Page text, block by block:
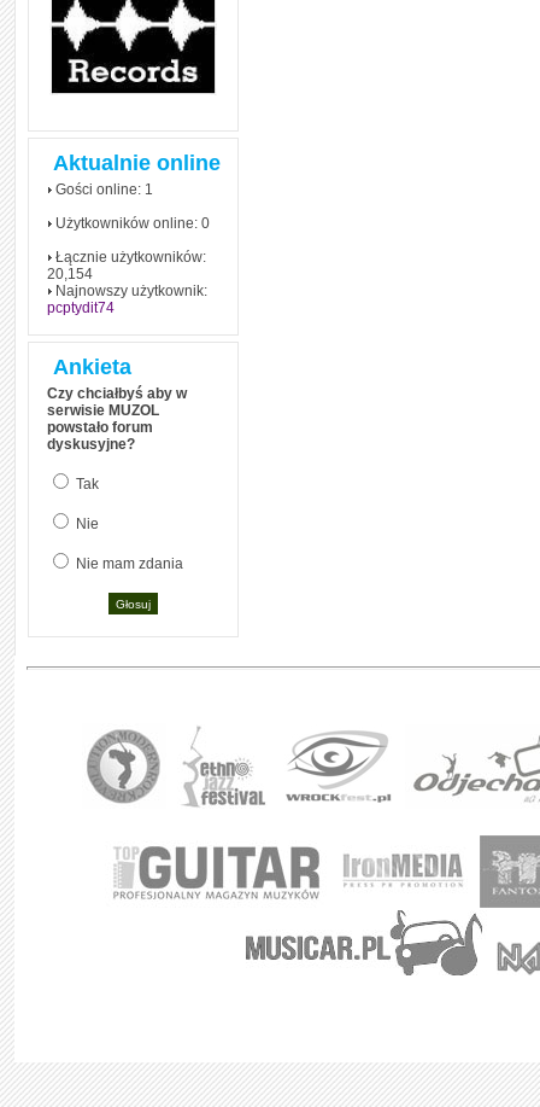
Aktualnie online
Gości online: 1
Użytkowników online: 0
Łącznie użytkowników:
20,154
Najnowszy użytkownik:
pcptydit74
Ankieta
Czy chciałbyś aby w
serwisie MUZOL
powstało forum
dyskusyjne?
Tak
Nie
Nie mam zdania